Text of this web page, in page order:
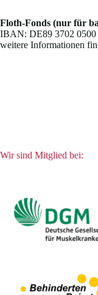
Floth-Fonds (nur für
IBAN: DE89 3702 0500
weitere Informationen
Wir sind Mitglied bei: